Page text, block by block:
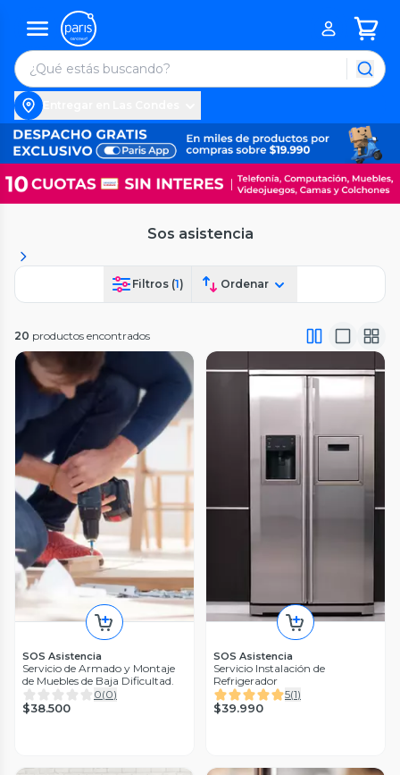
Sos asistencia
Filtros (1) Ordenar
20 productos encontrados
SOS Asistencia
Servicio de Armado y Montaje
de Muebles de Baja Dificultad.
0(0)
$38.500
SOS Asistencia
Servicio Instalación de
Refrigerador
5(1)
$39.990